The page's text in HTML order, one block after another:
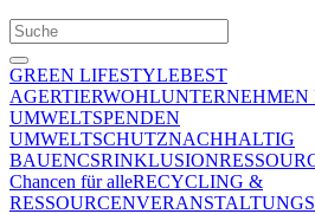
GREEN LIFESTYLEBEST
AGERTIERWOHLUNTERNEHMEN
UMWELTSPENDEN
UMWELTSCHUTZNACHHALTIG
BAUENCSRINKLUSION
Chancen für alleRECYCLING &
RESSOURCEN